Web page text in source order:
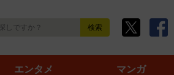
エンタメ マンガ